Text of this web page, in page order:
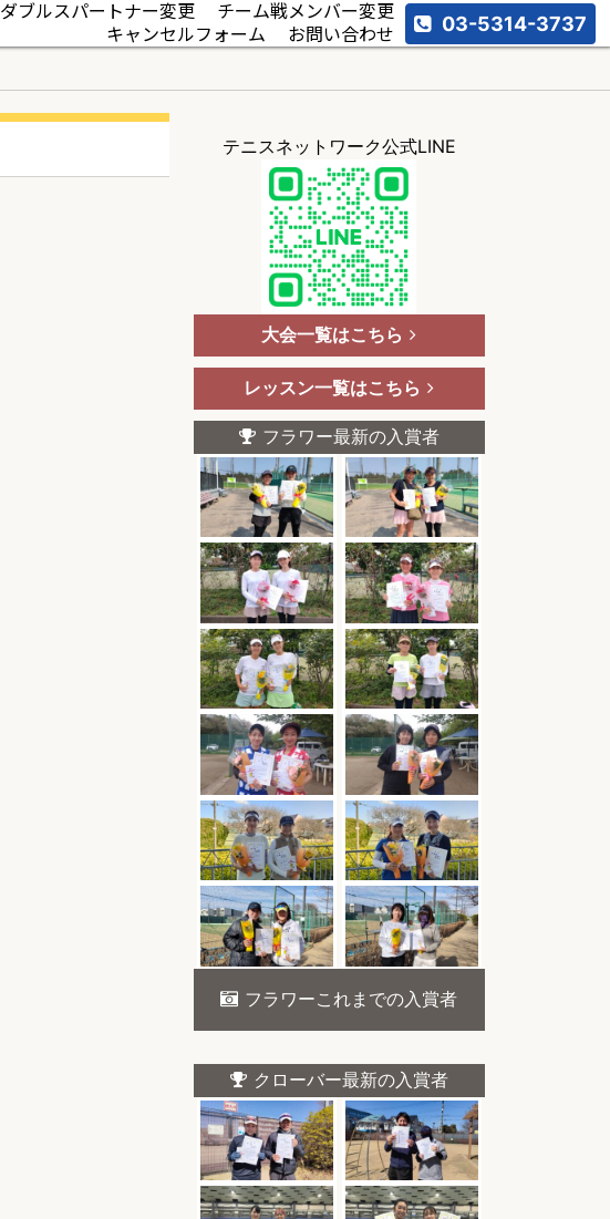
ダブルスパートナー変更
チーム戦メンバー変更
キャンセルフォーム
お問い合わせ 03-5314-3737
テニスネットワーク公式LINE
大会一覧はこちら
レッスン一覧はこちら
フラワー最新の入賞者
フラワーこれまでの入賞者
クローバー最新の入賞者